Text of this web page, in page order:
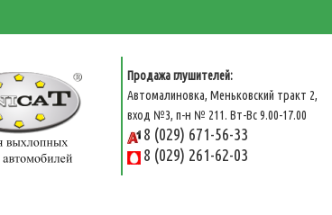
Продажа глушителей:
Автомалиновка, Меньковский тракт 2,
вход №3, п-н № 211. Вт-Вс 9.00-17.00
8 (029) 671-56-33
8 (029) 261-62-03